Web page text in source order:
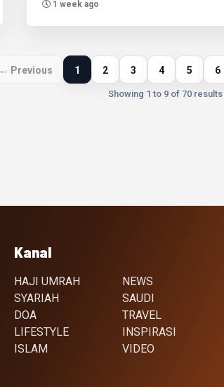
1 week ago
← Previous 1 2 3 4 5 6
Showing 1 to 9 of 70 results
Kanal
HAJI UMRAH
NEWS
SYARIAH
SAUDI
DOA
TRAVEL
LIFESTYLE
INSPIRASI
ISLAM
VIDEO